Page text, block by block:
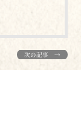
次の記事 →